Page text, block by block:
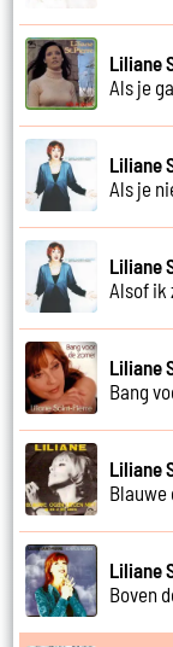
Liliane
Als je
Liliane
Als je
Liliane
Alsof ik
Liliane
Bang
Liliane
Blauwe
Liliane
Boven